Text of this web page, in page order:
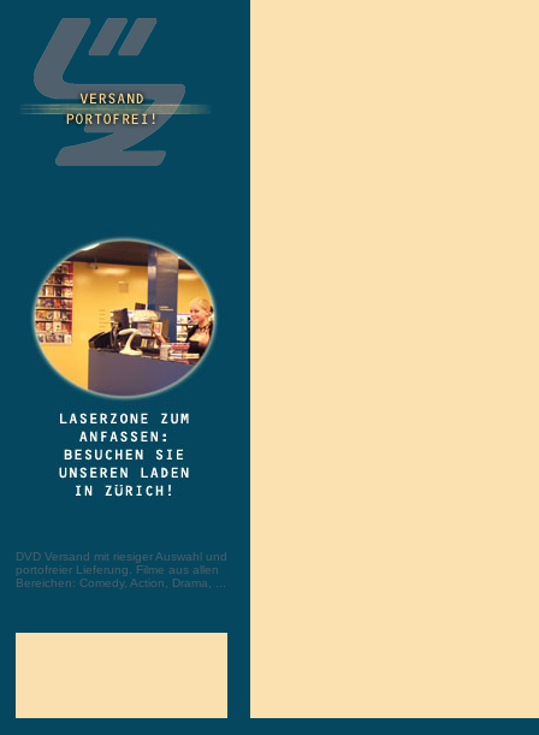
DVD Versand mit riesiger Auswahl und
portofreier Lieferung. Filme aus allen
Bereichen: Comedy, Action, Drama, ...